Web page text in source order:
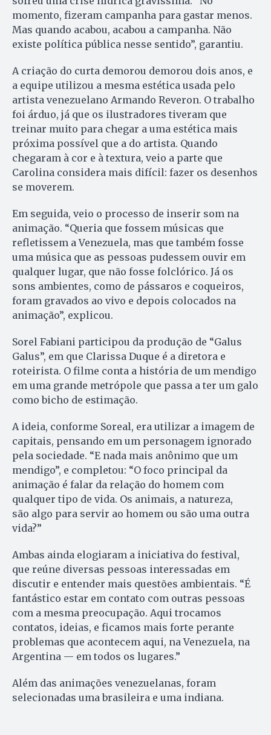
momento, fizeram campanha para gastar menos.
Mas quando acabou, acabou a campanha. Não
existe política pública nesse sentido”, garantiu.
A criação do curta demorou demorou dois anos, e
a equipe utilizou a mesma estética usada pelo
artista venezuelano Armando Reveron. O trabalho
foi árduo, já que os ilustradores tiveram que
treinar muito para chegar a uma estética mais
próxima possível que a do artista. Quando
chegaram à cor e à textura, veio a parte que
Carolina considera mais difícil: fazer os desenhos
se moverem.
Em seguida, veio o processo de inserir som na
animação. “Queria que fossem músicas que
refletissem a Venezuela, mas que também fosse
uma música que as pessoas pudessem ouvir em
qualquer lugar, que não fosse folclórico. Já os
sons ambientes, como de pássaros e coqueiros,
foram gravados ao vivo e depois colocados na
animação”, explicou.
Sorel Fabiani participou da produção de “Galus
Galus”, em que Clarissa Duque é a diretora e
roteirista. O filme conta a história de um mendigo
em uma grande metrópole que passa a ter um galo
como bicho de estimação.
A ideia, conforme Soreal, era utilizar a imagem de
capitais, pensando em um personagem ignorado
pela sociedade. “E nada mais anônimo que um
mendigo”, e completou: “O foco principal da
animação é falar da relação do homem com
qualquer tipo de vida. Os animais, a natureza,
são algo para servir ao homem ou são uma outra
vida?”
Ambas ainda elogiaram a iniciativa do festival,
que reúne diversas pessoas interessadas em
discutir e entender mais questões ambientais. “É
fantástico estar em contato com outras pessoas
com a mesma preocupação. Aqui trocamos
contatos, ideias, e ficamos mais forte perante
problemas que acontecem aqui, na Venezuela, na
Argentina — em todos os lugares.”
Além das animações venezuelanas, foram
selecionadas uma brasileira e uma indiana.